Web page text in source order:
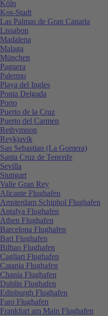
Köln
Kos-Stadt
Las Palmas de Gran Canaria
Lissabon
Madalena
Malaga
München
Paguera
Palermo
Playa del Ingles
Ponta Delgada
Porto
Puerto de la Cruz
Puerto del Carmen
Rethymnon
Reykjavik
San Sebastian (La Gomera)
Santa Cruz de Tenerife
Sevilla
Stuttgart
Valle Gran Rey
Alicante Flughafen
Amsterdam Schiphol Flughafen
Antalya Flughafen
Athen Flughafen
Barcelona Flughafen
Bari Flughafen
Bilbao Flughafen
Cagliari Flughafen
Catania Flughafen
Chania Flughafen
Dublin Flughafen
Edinburgh Flughafen
Faro Flughafen
Frankfurt am Main Flughafen